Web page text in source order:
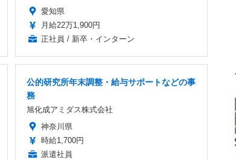
愛知県
月給22万1,900円
正社員 / 新卒・インターン
公的研究所年末調整・給与サポートなどの事
務
旭化成アミダス株式会社
神奈川県
時給1,700円
派遣社員